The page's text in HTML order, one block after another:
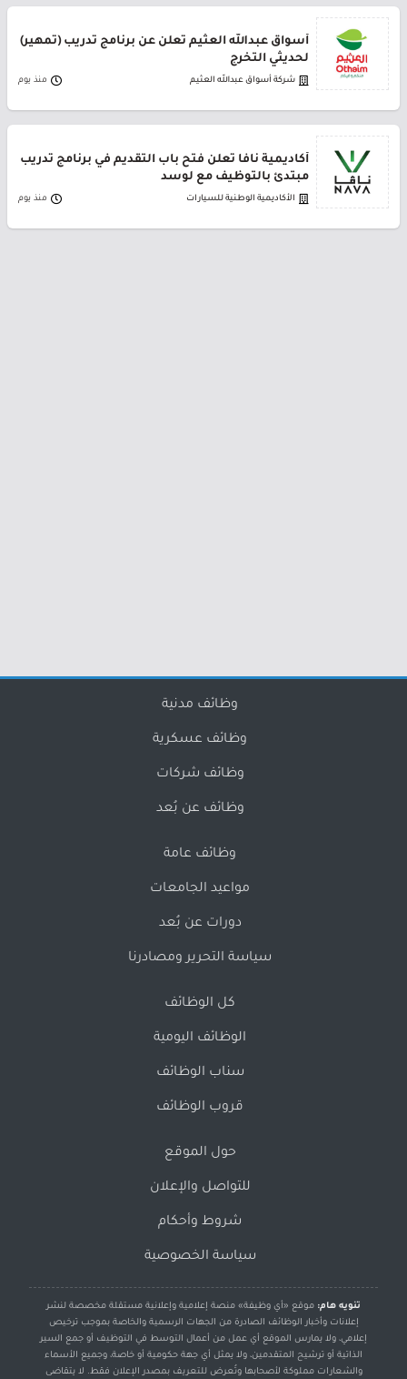
أسواق عبدالله العثيم تعلن عن برنامج تدريب (تمهير)
لحديثي التخرج
شركة أسواق عبدالله العثيم منذ يوم
أكاديمية نافا تعلن فتح باب التقديم في برنامج تدريب
مبتدئ بالتوظيف مع لوسد
الأكاديمية الوطنية للسيارات منذ يوم
وظائف مدنية
وظائف عسكرية
وظائف شركات
وظائف عن بُعد
وظائف عامة
مواعيد الجامعات
دورات عن بُعد
سياسة التحرير ومصادرنا
كل الوظائف
الوظائف اليومية
سناب الوظائف
قروب الوظائف
حول الموقع
للتواصل والإعلان
شروط وأحكام
سياسة الخصوصية
تنويه هام: موقع «أي وظيفة» منصة إعلامية وإعلانية مستقلة مخصصة لنشر
إعلانات وأخبار الوظائف الصادرة من الجهات الرسمية والخاصة بموجب ترخيص
إعلامي، ولا يمارس الموقع أي عمل من أعمال التوسط في التوظيف أو جمع السير
الذاتية أو ترشيح المتقدمين، ولا يمثل أي جهة حكومية أو خاصة، وجميع الأسماء
والشعارات مملوكة لأصحابها وتُعرض للتعريف بمصدر الإعلان فقط. لا يتقاضى